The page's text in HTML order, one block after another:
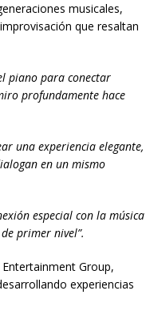
musicales,
que resaltan
piano para conectar
profundamente hace
una experiencia elegante,
en un mismo
especial con la música
primer nivel”.
Group,
experiencias